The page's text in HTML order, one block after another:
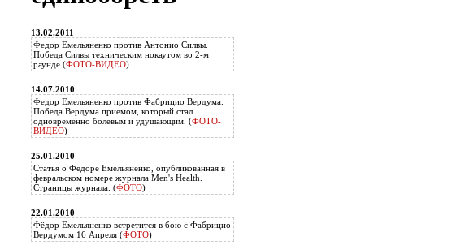
13.02.2011
Федор Емельяненко против Антонио Силвы.
Победа Силвы техническим нокаутом во 2-м
раунде (ФОТО-ВИДЕО)
14.07.2010
Федор Емельяненко против Фабрицио Вердума.
Победа Вердума приемом, который стал
одновременно болевым и удушающим. (ФОТО-
ВИДЕО)
25.01.2010
Статья о Федоре Емельяненко, опубликованная в
февральском номере журнала Men's Health.
Страницы журнала. (ФОТО)
22.01.2010
Фёдор Емельяненко встретится в бою с Фабрицио
Вердумом 16 Апреля (ФОТО)